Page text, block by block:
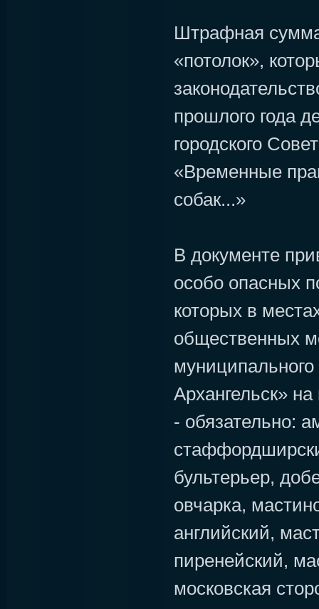
Штрафная
«потолок»,
прошлого года
городского
«Временные
собак...»
В документе
особо опасных
которых в
общественных
Архангельск»
- обязательно:
бультерьер,
овчарка,
английский,
пиренейский,
московская